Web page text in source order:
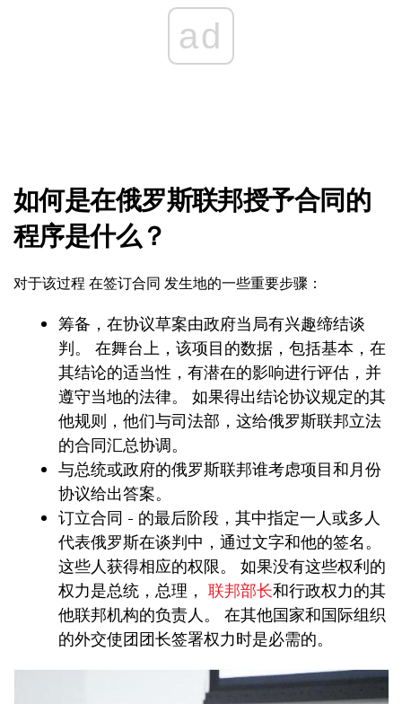
ad
如何是在俄罗斯联邦授予合同的
程序是什么？
对于该过程 在签订合同 发生地的一些重要步骤：
筹备，在协议草案由政府当局有兴趣缔结谈
判。 在舞台上，该项目的数据，包括基本，在
其结论的适当性，有潜在的影响进行评估，并
遵守当地的法律。 如果得出结论协议规定的其
他规则，他们与司法部，这给俄罗斯联邦立法
的合同汇总协调。
与总统或政府的俄罗斯联邦谁考虑项目和月份
协议给出答案。
订立合同 - 的最后阶段，其中指定一人或多人
代表俄罗斯在谈判中，通过文字和他的签名。
这些人获得相应的权限。 如果没有这些权利的
权力是总统，总理， 联邦部长和行政权力的其
他联邦机构的负责人。 在其他国家和国际组织
的外交使团团长签署权力时是必需的。